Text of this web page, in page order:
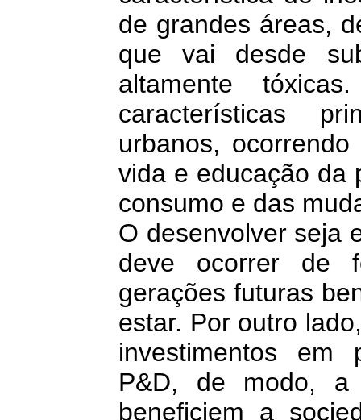
de grandes áreas,
que vai desde
altamente
características
urbanos,
vida e educação da
consumo e das
O desenvolver seja
deve ocorrer de
gerações futuras
estar. Por outro
investimentos em
P&D, de modo, a
beneficiem a